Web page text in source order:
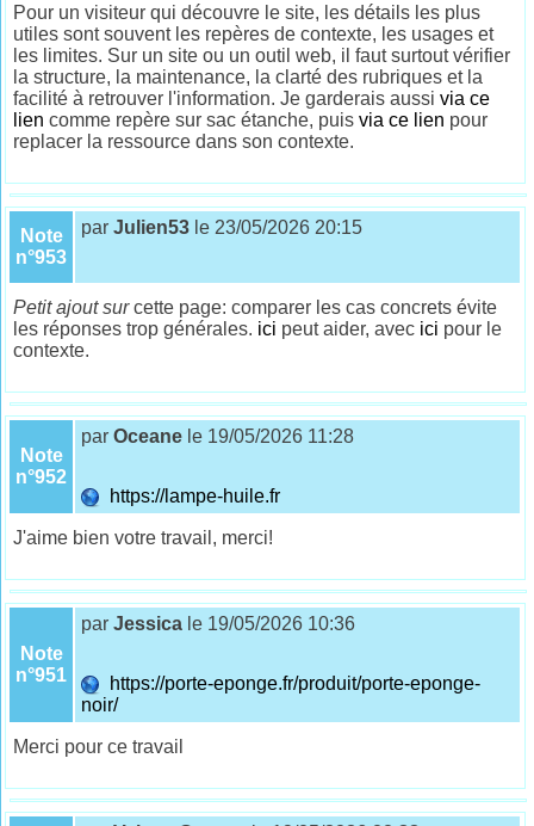
Pour un visiteur qui découvre le site, les détails les plus
utiles sont souvent les repères de contexte, les usages et
les limites. Sur un site ou un outil web, il faut surtout vérifier
la structure, la maintenance, la clarté des rubriques et la
facilité à retrouver l'information. Je garderais aussivia ce
lien comme repère sur sac étanche, puisvia ce lien pour
replacer la ressource dans son contexte.
Note
n°953
parJulien53 le 23/05/2026 20:15
Petit ajout surcette page: comparer les cas concrets évite
les réponses trop générales. ici peut aider, avec ici pour le
contexte.
Note
n°952
parOceane le 19/05/2026 11:28
https://lampe-huile.fr
J'aime bien votre travail, merci!
Note
n°951
parJessica le 19/05/2026 10:36
https://porte-eponge.fr/produit/porte-eponge-
noir/
Merci pour ce travail